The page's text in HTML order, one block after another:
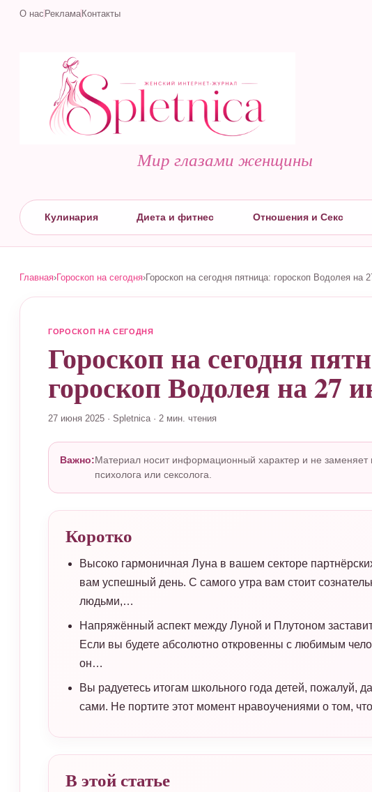
О нас РекламаКонтакты
Мир глазами женщины
Кулинария Диета и фитнес Отношения и Секс
Главная›Гороскоп на сегодня›Гороскоп на сегодня пятница: гороскоп Водолея на
ГОРОСКОП НА СЕГОДНЯ
Гороскоп на сегодня
гороскоп Водолея на 27
27 июня 2025 · Spletnica · 2 мин. чтения
Важно:Материал носит информационный характер и не заменяет
психолога или сексолога.
Коротко
Высоко гармоничная Луна в вашем секторе
вам успешный день. С самого утра вам стоит
людьми,…
Напряжённый аспект между Луной и Плутоном
Если вы будете абсолютно откровенны с любимым
он…
Вы радуетесь итогам школьного года детей, пожалуй,
сами. Не портите этот момент нравоучениями о том,
В этой статье